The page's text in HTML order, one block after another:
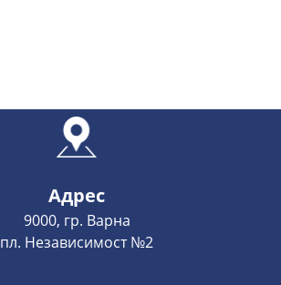
Адрес
9000, гр. Варна
пл. Независимост №2